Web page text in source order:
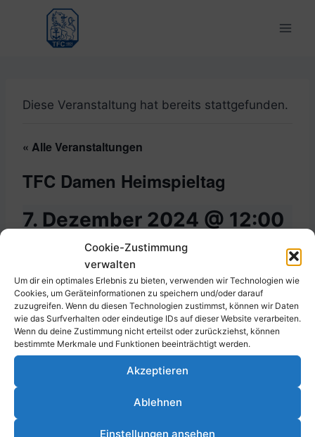
Cookie-Zustimmung
verwalten
Um dir ein optimales Erlebnis zu bieten, verwenden wir Technologien wie
Cookies, um Geräteinformationen zu speichern und/oder darauf
zuzugreifen. Wenn du diesen Technologien zustimmst, können wir Daten
wie das Surfverhalten oder eindeutige IDs auf dieser Website verarbeiten.
Wenn du deine Zustimmung nicht erteilst oder zurückziehst, können
bestimmte Merkmale und Funktionen beeinträchtigt werden.
Akzeptieren
Ablehnen
Einstellungen ansehen
springen
Diese Veranstaltung hat bereits stattgefunden.
« Alle Veranstaltungen
TFC Damen Heimspieltag
7. Dezember 2024 @ 12:00
17:00
Zum Kalender hinzufügen
VERANSTALTUNGSORT
Reimann-Straße 24, 67061